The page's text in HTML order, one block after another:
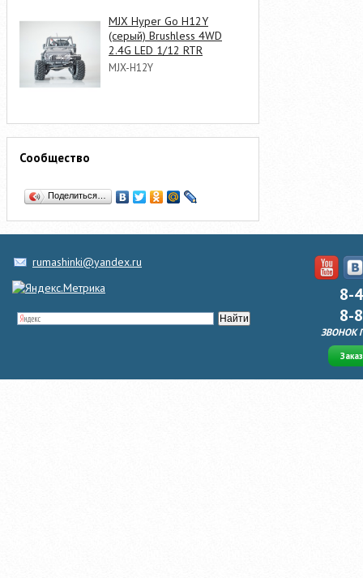
MJX Hyper Go H12Y
(серый) Brushless 4WD
2.4G LED 1/12 RTR
MJX-H12Y
Сообщество
Поделиться…
rumashinki@yandex.ru
8-
8-
ЗВОНОК